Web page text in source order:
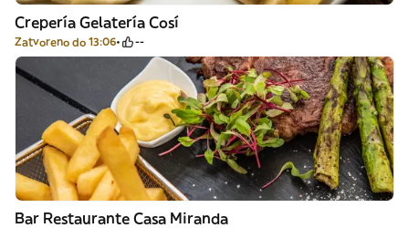
Crepería Gelatería Cosí
Zatvoreno do 13:06 --
Bar Restaurante Casa Miranda